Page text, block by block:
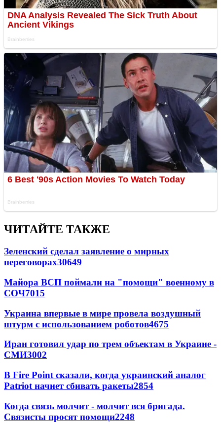
ЧИТАЙТЕ ТАКЖЕ
Зеленский сделал заявление о мирных
переговорах30649
Майора ВСП поймали на "помощи" военному в
СОЧ7015
Украина впервые в мире провела воздушный
штурм с использованием роботов4675
Иран готовил удар по трем объектам в Украине -
СМИ3002
В Fire Point сказали, когда украинский аналог
Patriot начнет сбивать ракеты2854
Когда связь молчит - молчит вся бригада.
Связисты просят помощи2248